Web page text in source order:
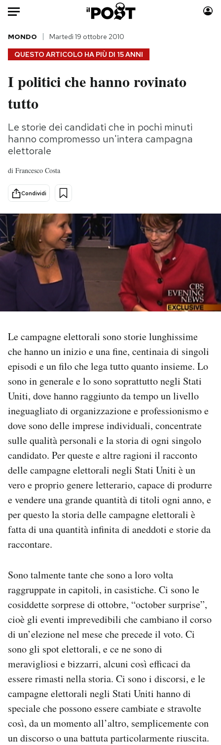
Auto
HOME
Italia
Politica
Tecnologia
Internet
Scienza
Cultura
Economia
Sport
Moda
Storie/Idee
Ok Boomer!
PODCAST
NEWSLETTER
I MIEI PREFERITI
SHOP
CALENDARIO
AREA PERSONALE
Area Personale
Newsletter
Notifiche mobile
Regala il Post
Hai bisogno di aiuto?
Esci
QUESTO ARTICOLO HA PIÙ DI 15 ANNI
MONDO Martedì 19 ottobre 2010
I politici che hanno rovinato
tutto
Le storie dei candidati che in pochi minuti
hanno compromesso un'intera campagna
elettorale
di Francesco Costa
Condividi
Le campagne elettorali sono storie lunghissime
che hanno un inizio e una fine, centinaia di singoli
episodi e un filo che lega tutto quanto insieme. Lo
sono in generale e lo sono soprattutto negli Stati
Uniti, dove hanno raggiunto da tempo un livello
ineguagliato di organizzazione e professionismo e
dove sono delle imprese individuali, concentrate
sulle qualità personali e la storia di ogni singolo
candidato. Per queste e altre ragioni il racconto
delle campagne elettorali negli Stati Uniti è un
vero e proprio genere letterario, capace di produrre
e vendere una grande quantità di titoli ogni anno, e
per questo la storia delle campagne elettorali è
fatta di una quantità infinita di aneddoti e storie da
raccontare.
Sono talmente tante che sono a loro volta
raggruppate in capitoli, in casistiche. Ci sono le
cosiddette sorprese di ottobre, “october surprise”,
cioè gli eventi imprevedibili che cambiano il corso
di un’elezione nel mese che precede il voto. Ci
sono gli spot elettorali, e ce ne sono di
meravigliosi e bizzarri, alcuni così efficaci da
essere rimasti nella storia. Ci sono i discorsi, e le
campagne elettorali negli Stati Uniti hanno di
speciale che possono essere cambiate e stravolte
così, da un momento all’altro, semplicemente con
un discorso o una battuta particolarmente riuscita.